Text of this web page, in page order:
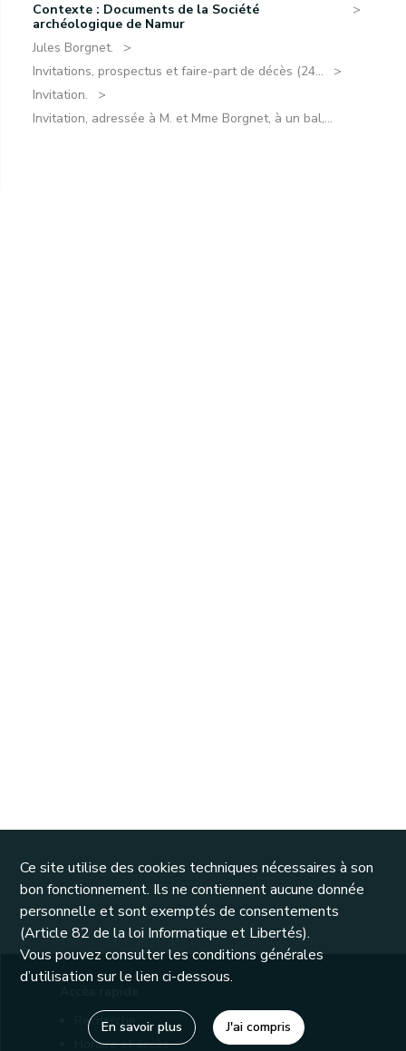
Contexte : Documents de la Société
archéologique de Namur
Jules Borgnet.
Invitations, prospectus et faire-part de décès (24...
Invitation.
Invitation, adressée à M. et Mme Borgnet, à un bal,...
Recherche
Horaire et accès
Ce site utilise des cookies techniques nécessaires à son
bon fonctionnement. Ils ne contiennent aucune donnée
personnelle et sont exemptés de consentements
(Article 82 de la loi Informatique et Libertés).
Vous pouvez consulter les conditions générales
d’utilisation sur le lien ci-dessous.
En savoir plus J'ai compris